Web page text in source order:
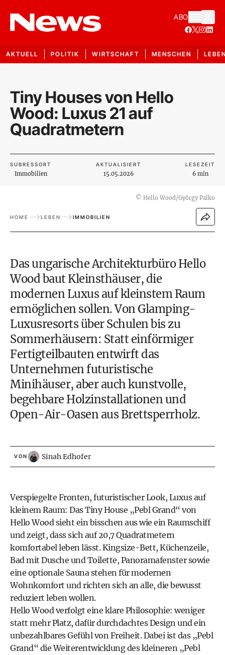
ABO
AKTUELL POLITIK WIRTSCHAFT MENSCHEN
Tiny Houses von Hello
Wood: Luxus 21 auf
Quadratmetern
SUBRESSORT
Immobilien
AKTUALISIERT
15.05.2026
LESEZEIT
6 min
© Hello Wood/György Palko
HOME LEBEN IMMOBILIEN
Das ungarische Architekturbüro Hello
Wood baut Kleinsthäuser, die
modernen Luxus auf kleinstem Raum
ermöglichen sollen. Von Glamping-
Luxusresorts über Schulen bis zu
Sommerhäusern: Statt einförmiger
Fertigteilbauten entwirft das
Unternehmen futuristische
Minihäuser, aber auch kunstvolle,
begehbare Holzinstallationen und
Open-Air-Oasen aus Brettsperrholz.
VON Sinah Edhofer
Verspiegelte Fronten, futuristischer Look, Luxus auf
kleinem Raum: Das Tiny House „Pebl Grand“ von
Hello Wood sieht ein bisschen aus wie ein Raumschiff
und zeigt, dass sich auf 20,7 Quadratmetern
komfortabel leben lässt. Kingsize-Bett, Küchenzeile,
Bad mit Dusche und Toilette, Panoramafenster sowie
eine optionale Sauna stehen für modernen
Wohnkomfort und richten sich an alle, die bewusst
reduziert leben wollen.
Hello Wood verfolgt eine klare Philosophie: weniger
statt mehr Platz, dafür durchdachtes Design und ein
unbezahlbares Gefühl von Freiheit. Dabei ist das „Pebl
Grand“ die Weiterentwicklung des kleineren „Pebl